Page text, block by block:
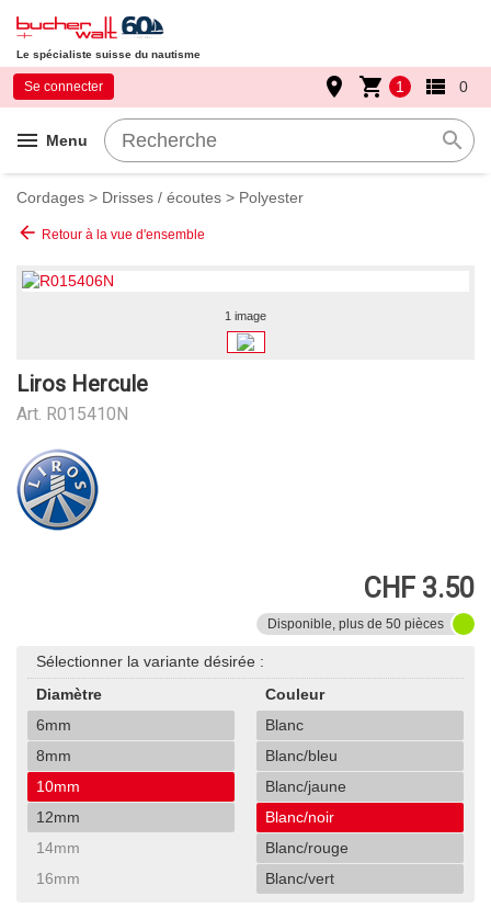
Le spécialiste suisse du nautisme
menu Menu search
Se connecter place shopping_cart 1 view_list 0
Cordages > Drisses / écoutes > Polyester
arrow_back Retour à la vue d'ensemble
1 image
Liros Hercule
Art. R015410N
CHF 3.50
Disponible, plus de 50 pièces
Sélectionner la variante désirée :
Diamètre
6mm
8mm
10mm
12mm
14mm
16mm
Couleur
Blanc
Blanc/bleu
Blanc/jaune
Blanc/noir
Blanc/rouge
Blanc/vert